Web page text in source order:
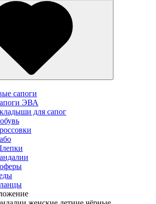
сапоги
ЭВА
для сапог